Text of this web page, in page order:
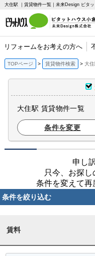
大住駅 ｜賃貸物件一覧｜未来Design ピタ
リフォームをお考えの方へ
TOPページ 賃貸物件検索 大
大住駅 賃貸物件一覧
条件を変更
申し
只今、お探し
条件を変えて再
条件を絞り込む
賃料